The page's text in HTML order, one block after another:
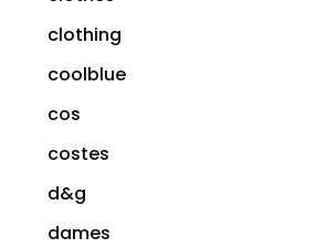
clothing
coolblue
cos
costes
d&g
dames